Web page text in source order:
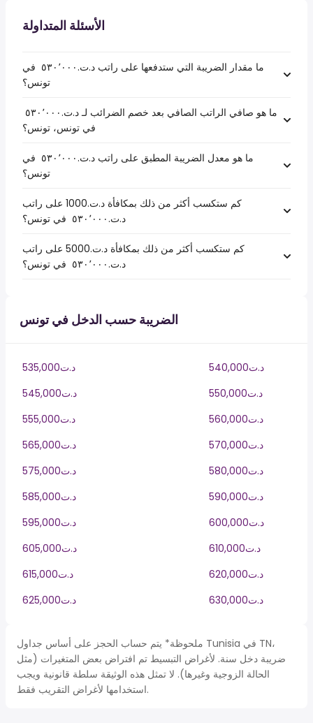
الأسئلة المتداولة
ما مقدار الضريبة التي ستدفعها على راتب د.ت.‏٥٣٠٬٠٠٠ ‏ في
تونس؟
في تونس، تونس؟
ما هو معدل الضريبة المطبق على راتب د.ت.‏٥٣٠٬٠٠٠ ‏ في
تونس؟
كم ستكسب أكثر من ذلك بمكافأة د.ت.1000 على راتب
د.ت.‏٥٣٠٬٠٠٠ ‏ في تونس؟
كم ستكسب أكثر من ذلك بمكافأة د.ت.5000 على راتب
د.ت.‏٥٣٠٬٠٠٠ ‏ في تونس؟
الضريبة حسب الدخل في تونس
535,000د.ت
540,000د.ت
545,000د.ت
550,000د.ت
555,000د.ت
560,000د.ت
565,000د.ت
570,000د.ت
575,000د.ت
580,000د.ت
585,000د.ت
590,000د.ت
595,000د.ت
600,000د.ت
605,000د.ت
610,000د.ت
615,000د.ت
620,000د.ت
625,000د.ت
630,000د.ت
ملحوظة* يتم حساب الحجز على أساس جداول Tunisia في TN،
ضريبة دخل سنة. لأغراض التبسيط تم افتراض بعض المتغيرات (مثل
الحالة الزوجية وغيرها). لا تمثل هذه الوثيقة سلطة قانونية ويجب
استخدامها لأغراض التقريب فقط.